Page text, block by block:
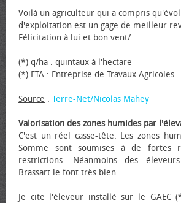
Voilà un agriculteur qui a compris
d'exploitation est un gage de meilleur
Félicitation à lui et bon vent/
(*) q/ha : quintaux à l'hectare
(*) ETA : Entreprise de Travaux Agricoles
Source : Terre-Net/Nicolas Mahey
Valorisation des zones humides par
C'est un réel casse-tête. Les zones
Somme sont soumises à de fortes
restrictions. Néanmoins des
Brassart le font très bien.
Je cite l'éleveur installé sur le GAEC